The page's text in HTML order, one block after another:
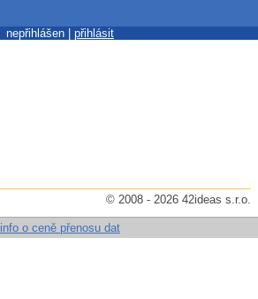
nepřihlášen | přihlásit
© 2008 - 2026 42ideas s.r.o.
info o ceně přenosu dat